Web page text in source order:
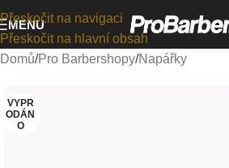
Přeskočit na navigaci
Přeskočit na hlavní obsah
MENU
Domů/Pro Barbershopy/Napářky
VYPR
ODÁN
O